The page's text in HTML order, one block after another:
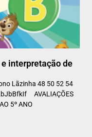
interpretação de
Lãzinha 48 50 52 54
AVALIAÇÕES
5º ANO